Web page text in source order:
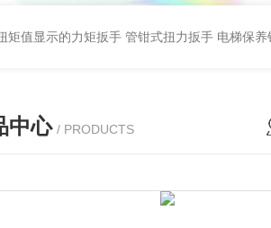
矩值显示的力矩扳手 管钳式扭力扳手 电梯保养
中心 / PRODUCTS